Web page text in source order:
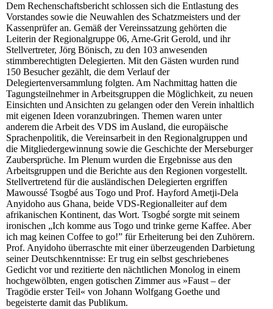
Dem Rechenschaftsbericht schlossen sich die Entlastung des
Vorstandes sowie die Neuwahlen des Schatzmeisters und der
Kassenprüfer an. Gemäß der Vereinssatzung gehörten die
Leiterin der Regionalgruppe 06, Arne-Grit Gerold, und ihr
Stellvertreter, Jörg Bönisch, zu den 103 anwesenden
stimmberechtigten Delegierten. Mit den Gästen wurden rund
150 Besucher gezählt, die dem Verlauf der
Delegiertenversammlung folgten. Am Nachmittag hatten die
Tagungsteilnehmer in Arbeitsgruppen die Möglichkeit, zu neuen
Einsichten und Ansichten zu gelangen oder den Verein inhaltlich
mit eigenen Ideen voranzubringen. Themen waren unter
anderem die Arbeit des VDS im Ausland, die europäische
Sprachenpolitik, die Vereinsarbeit in den Regionalgruppen und
die Mitgliedergewinnung sowie die Geschichte der Merseburger
Zaubersprüche. Im Plenum wurden die Ergebnisse aus den
Arbeitsgruppen und die Berichte aus den Regionen vorgestellt.
Stellvertretend für die ausländischen Delegierten ergriffen
Mawoussé Tsogbé aus Togo und Prof. Hayford Ametji-Dela
Anyidoho aus Ghana, beide VDS-Regionalleiter auf dem
afrikanischen Kontinent, das Wort. Tsogbé sorgte mit seinem
ironischen „Ich komme aus Togo und trinke gerne Kaffee. Aber
ich mag keinen Coffee to go!” für Erheiterung bei den Zuhörern.
Prof. Anyidoho überraschte mit einer überzeugenden Darbietung
seiner Deutschkenntnisse: Er trug ein selbst geschriebenes
Gedicht vor und rezitierte den nächtlichen Monolog in einem
hochgewölbten, engen gotischen Zimmer aus »Faust – der
Tragödie erster Teil« von Johann Wolfgang Goethe und
begeisterte damit das Publikum.